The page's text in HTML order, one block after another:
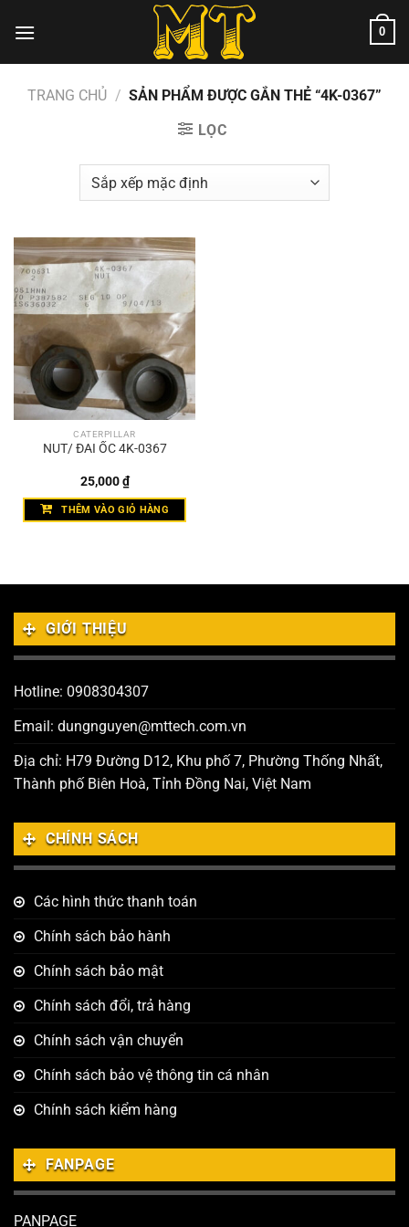
đến
0
TRANG CHỦ / SẢN PHẨM ĐƯỢC GẮN THẺ “4K-0367”
LỌC
CATERPILLAR
NUT/ ĐAI ỐC 4K-0367
25,000₫
THÊM VÀO GIỎ HÀNG
GIỚI THIỆU
Hotline: 0908304307
Email: dungnguyen@mttech.com.vn
Địa chỉ: H79 Đường D12, Khu phố 7, Phường Thống Nhất,
Thành phố Biên Hoà, Tỉnh Đồng Nai, Việt Nam
CHÍNH SÁCH
Các hình thức thanh toán
Chính sách bảo hành
Chính sách bảo mật
Chính sách đổi, trả hàng
Chính sách vận chuyển
Chính sách bảo vệ thông tin cá nhân
Chính sách kiểm hàng
FANPAGE
PANPAGE